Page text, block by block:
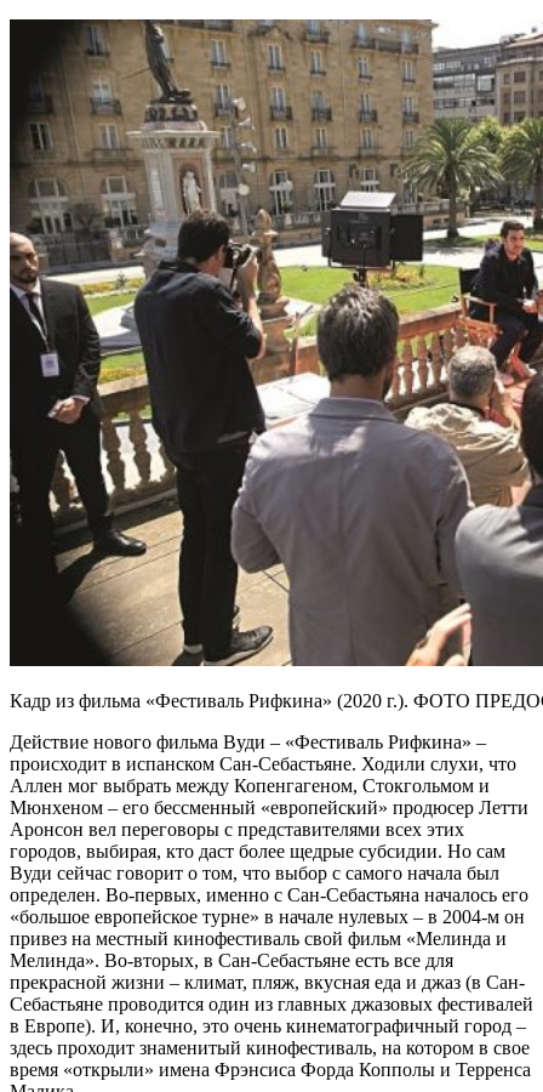
Кадр из фильма «Фестиваль Рифкина» (2020 г.). ФОТО
Действие нового фильма Вуди – «Фестиваль Рифкина» –
происходит в испанском Сан-Себастьяне. Ходили слухи, что
Аллен мог выбрать между Копенгагеном, Стокгольмом и
Мюнхеном – его бессменный «европейский» продюсер Летти
Аронсон вел переговоры с представителями всех этих
городов, выбирая, кто даст более щедрые субсидии. Но сам
Вуди сейчас говорит о том, что выбор с самого начала был
определен. Во-первых, именно с Сан-Себастьяна началось его
«большое европейское турне» в начале нулевых – в 2004-м он
привез на местный кинофестиваль свой фильм «Мелинда и
Мелинда». Во-вторых, в Сан-Себастьяне есть все для
прекрасной жизни – климат, пляж, вкусная еда и джаз (в Сан-
Себастьяне проводится один из главных джазовых фестивалей
в Европе). И, конечно, это очень кинематографичный город –
здесь проходит знаменитый кинофестиваль, на котором в свое
время «открыли» имена Фрэнсиса Форда Копполы и Терренса